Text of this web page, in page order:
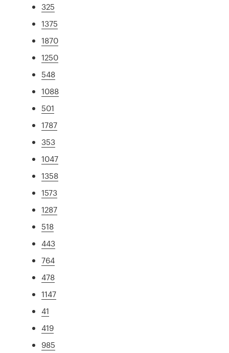
325
1375
1870
1250
548
1088
501
1787
353
1047
1358
1573
1287
518
443
764
478
1147
41
419
985